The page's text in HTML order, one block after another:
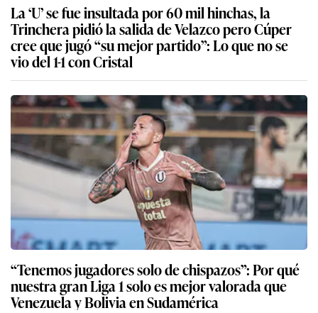
La ‘U’ se fue insultada por 60 mil hinchas, la
Trinchera pidió la salida de Velazco pero Cúper
cree que jugó “su mejor partido”: Lo que no se
vio del 1-1 con Cristal
“Tenemos jugadores solo de chispazos”: Por qué
nuestra gran Liga 1 solo es mejor valorada que
Venezuela y Bolivia en Sudamérica